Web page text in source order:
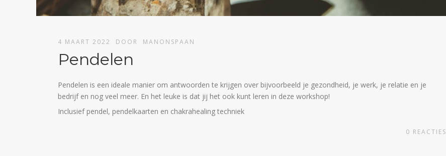
4 MAART 2022 DOOR MANONSPAAN
Pendelen
Pendelen is een ideale manier om antwoorden te krijgen over bijvoorbeeld je gezondheid, je werk, je relatie en je
bedrijf en nog veel meer. En het leuke is dat jij het ook kunt leren in deze workshop!
Inclusief pendel, pendelkaarten en chakrahealing techniek
0 REACTIES